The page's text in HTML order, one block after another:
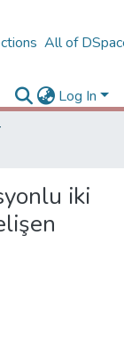
All of
Log In
iki